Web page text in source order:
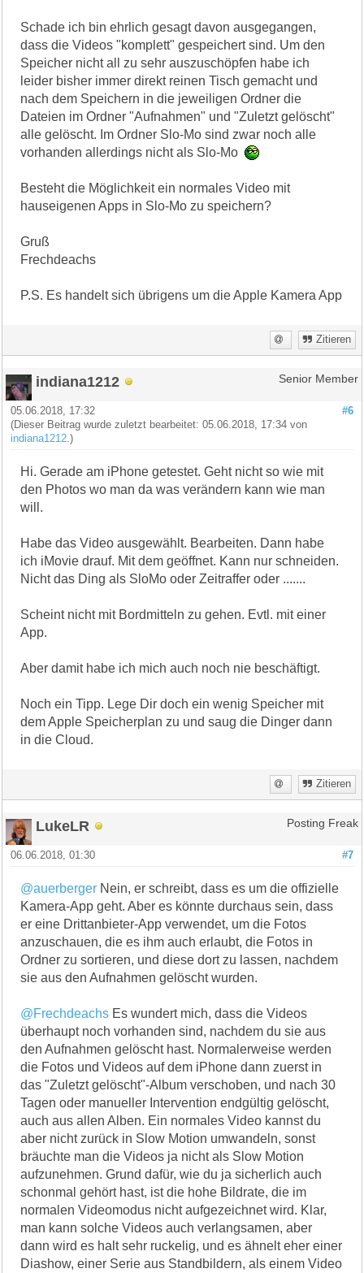
Schade ich bin ehrlich gesagt davon ausgegangen,
dass die Videos "komplett" gespeichert sind. Um den
Speicher nicht all zu sehr auszuschöpfen habe ich
leider bisher immer direkt reinen Tisch gemacht und
nach dem Speichern in die jeweiligen Ordner die
Dateien im Ordner "Aufnahmen" und "Zuletzt gelöscht"
alle gelöscht. Im Ordner Slo-Mo sind zwar noch alle
vorhanden allerdings nicht als Slo-Mo
Besteht die Möglichkeit ein normales Video mit
hauseigenen Apps in Slo-Mo zu speichern?
Gruß
Frechdeachs
P.S. Es handelt sich übrigens um die Apple Kamera App
Zitieren
indiana1212 Senior Member
#6
05.06.2018, 17:32
(Dieser Beitrag wurde zuletzt bearbeitet: 05.06.2018, 17:34 von
indiana1212 .)
Hi. Gerade am iPhone getestet. Geht nicht so wie mit
den Photos wo man da was verändern kann wie man
will.
Habe das Video ausgewählt. Bearbeiten. Dann habe
ich iMovie drauf. Mit dem geöffnet. Kann nur schneiden.
Nicht das Ding als SloMo oder Zeitraffer oder .......
Scheint nicht mit Bordmitteln zu gehen. Evtl. mit einer
App.
Aber damit habe ich mich auch noch nie beschäftigt.
Noch ein Tipp. Lege Dir doch ein wenig Speicher mit
dem Apple Speicherplan zu und saug die Dinger dann
in die Cloud.
Zitieren
LukeLR Posting Freak
#7
06.06.2018, 01:30
@auerberger Nein, er schreibt, dass es um die offizielle
Kamera-App geht. Aber es könnte durchaus sein, dass
er eine Drittanbieter-App verwendet, um die Fotos
anzuschauen, die es ihm auch erlaubt, die Fotos in
Ordner zu sortieren, und diese dort zu lassen, nachdem
sie aus den Aufnahmen gelöscht wurden.
@Frechdeachs Es wundert mich, dass die Videos
überhaupt noch vorhanden sind, nachdem du sie aus
den Aufnahmen gelöscht hast. Normalerweise werden
die Fotos und Videos auf dem iPhone dann zuerst in
das "Zuletzt gelöscht"-Album verschoben, und nach 30
Tagen oder manueller Intervention endgültig gelöscht,
auch aus allen Alben. Ein normales Video kannst du
aber nicht zurück in Slow Motion umwandeln, sonst
bräuchte man die Videos ja nicht als Slow Motion
aufzunehmen. Grund dafür, wie du ja sicherlich auch
schonmal gehört hast, ist die hohe Bildrate, die im
normalen Videomodus nicht aufgezeichnet wird. Klar,
man kann solche Videos auch verlangsamen, aber
dann wird es halt sehr ruckelig, und es ähnelt eher einer
Diashow, einer Serie aus Standbildern, als einem Video